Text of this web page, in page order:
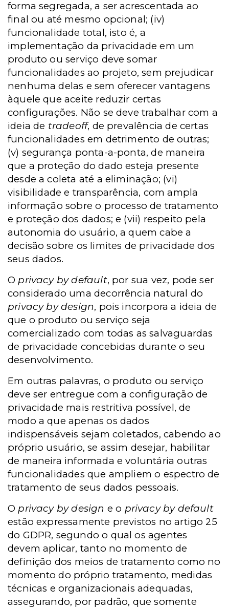
forma segregada, a ser acrescentada ao
final ou até mesmo opcional; (iv)
funcionalidade total, isto é, a
implementação da privacidade em um
produto ou serviço deve somar
funcionalidades ao projeto, sem prejudicar
nenhuma delas e sem oferecer vantagens
àquele que aceite reduzir certas
configurações. Não se deve trabalhar com a
ideia de tradeoff, de prevalência de certas
funcionalidades em detrimento de outras;
(v) segurança ponta-a-ponta, de maneira
que a proteção do dado esteja presente
desde a coleta até a eliminação; (vi)
visibilidade e transparência, com ampla
informação sobre o processo de tratamento
e proteção dos dados; e (vii) respeito pela
autonomia do usuário, a quem cabe a
decisão sobre os limites de privacidade dos
seus dados.
O privacy by default, por sua vez, pode ser
considerado uma decorrência natural do
privacy by design, pois incorpora a ideia de
que o produto ou serviço seja
comercializado com todas as salvaguardas
de privacidade concebidas durante o seu
desenvolvimento.
Em outras palavras, o produto ou serviço
deve ser entregue com a configuração de
privacidade mais restritiva possível, de
modo a que apenas os dados
indispensáveis sejam coletados, cabendo ao
próprio usuário, se assim desejar, habilitar
de maneira informada e voluntária outras
funcionalidades que ampliem o espectro de
tratamento de seus dados pessoais.
O privacy by design e o privacy by default
estão expressamente previstos no artigo 25
do GDPR, segundo o qual os agentes
devem aplicar, tanto no momento de
definição dos meios de tratamento como no
momento do próprio tratamento, medidas
técnicas e organizacionais adequadas,
assegurando, por padrão, que somente